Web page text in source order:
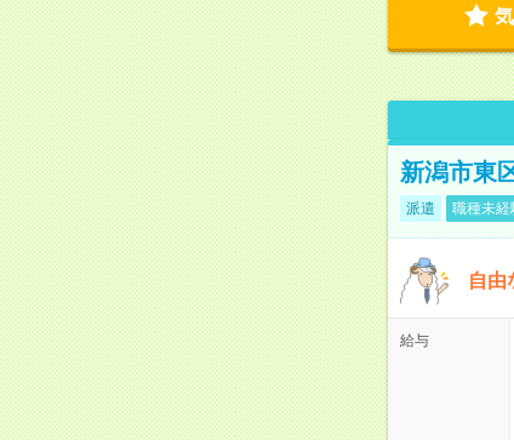
新潟市東
派遣 職種未経
自由
給与